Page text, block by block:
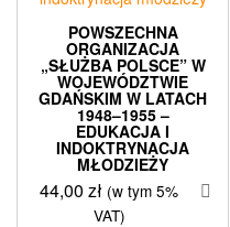
POWSZECHNA
ORGANIZACJA
„SŁUŻBA POLSCE” W
WOJEWÓDZTWIE
GDAŃSKIM W LATACH
1948–1955 –
EDUKACJA I
INDOKTRYNACJA
MŁODZIEŻY
44,00zł (w tym 5%
VAT)